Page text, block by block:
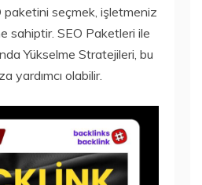
paketini seçmek, işletmeniz
sahiptir. SEO Paketleri ile
Yükselme Stratejileri, bu
yardımcı olabilir.